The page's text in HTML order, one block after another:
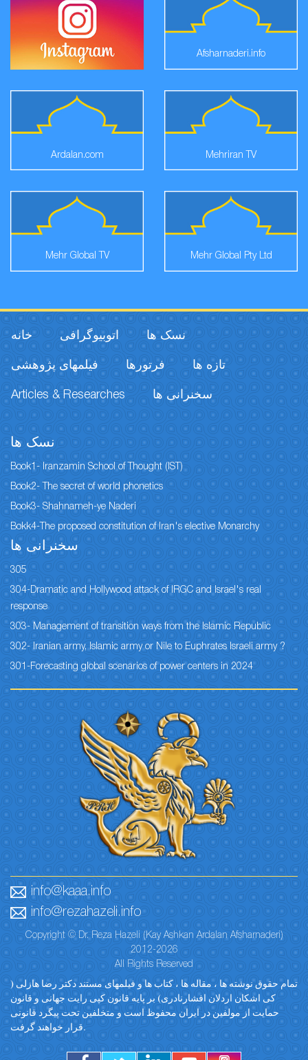
Afsharnaderi.info
Ardalan.com Mehriran TV
Mehr Global TV Mehr Global Pty Ltd
خانه اتوبیوگرافی نسک ها
فیلمهای پژوهشی فرتورها تازه ها
Articles & Researches سخنرانی ها
نسک ها
Book1- Iranzamin School of Thought (IST)
Book2- The secret of world phonetics
Book3- Shahnameh-ye Naderi
Bokk4-The proposed constitution of Iran's elective Monarchy
سخنرانی ها
305
304-Dramatic and Hollywood attack of IRGC and Israel's real
response
303- Management of transition ways from the Islamic Republic
302- Iranian army, Islamic army or Nile to Euphrates Israeli army ?
301-Forecasting global scenarios of power centers in 2024
info@kaaa.info
info@rezahazeli.info
Copyright © Dr. Reza Hazeli (Kay Ashkan Ardalan Afsharnaderi)
2012-2026
All Rights Reserved
تمام حقوق نوشته ها ، مقاله ها ، کتاب ها و فیلمهای مستند دکتر رضا هازلی (
کی اشکان اردلان افشارنادری) بر پایه قانون کپی رایت جهانی و قانون
حمایت از مولفین در ایران محفوظ است و متخلفین تحت پیگرد قانونی
قرار خواهند گرفت.